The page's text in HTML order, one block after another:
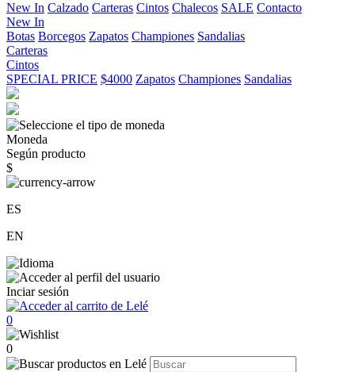
New In Calzado Carteras Cintos Chalecos SALE Contacto
New In
Botas Borcegos Zapatos Championes Sandalias
Carteras
Cintos
SPECIAL PRICE $4000 Zapatos Championes Sandalias
Moneda
Según producto
$
ES
EN
Inciar sesión
0
0